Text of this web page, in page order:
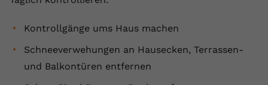
Kontrollgänge ums Haus machen
Schneeverwehungen an Hausecken, Terrassen-
und Balkontüren entfernen